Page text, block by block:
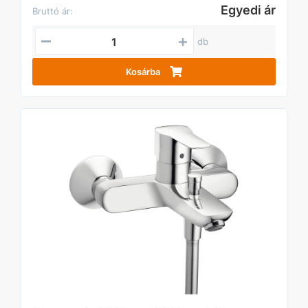
Bruttó ár:
Egyedi ár
db
Kosárba